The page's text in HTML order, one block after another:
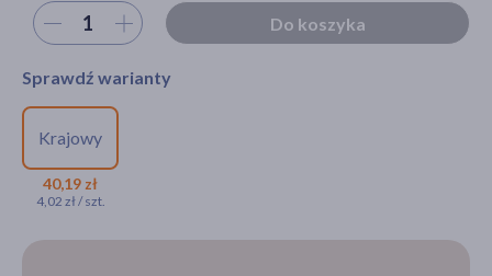
Wybierz ilość Do koszyka
Sprawdź warianty
Krajowy
40,19 zł
4,02 zł / szt.
40,19 zł